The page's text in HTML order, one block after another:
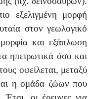
εξελιγμένη μορφή
στον γεωλογικό
και εξάπλωση
ηπειρωτικά όσο και
οφείλεται, μεταξύ
η ομάδα ζώων που